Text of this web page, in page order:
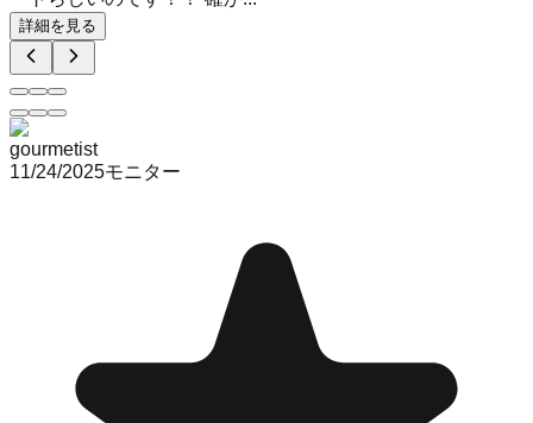
詳細を見る
gourmetist
11/24/2025モニター